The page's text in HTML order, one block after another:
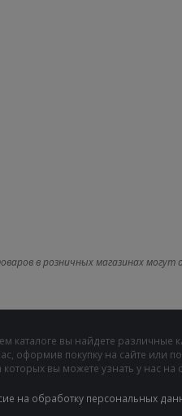
в розничных магазинах
каталоге вы найдете различные
оформив покупку на сайте или
вы можете узнать у нас на
на обработку персональных